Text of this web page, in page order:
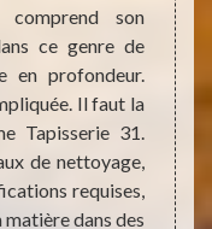
son
ce genre de
en profondeur.
Il faut la
Tapisserie 31.
de nettoyage,
requises,
dans des
par
un
celui
vos
pour